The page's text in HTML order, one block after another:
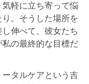
軽に立ち寄って悩
。そうした場所を
伸べて、彼女たち
の最終的な目標だ
タルケアという吉